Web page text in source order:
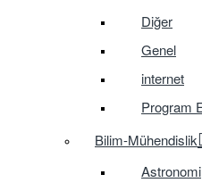
Diğer
Genel
internet
Program
Bilim-Mühendislik
Astronomi